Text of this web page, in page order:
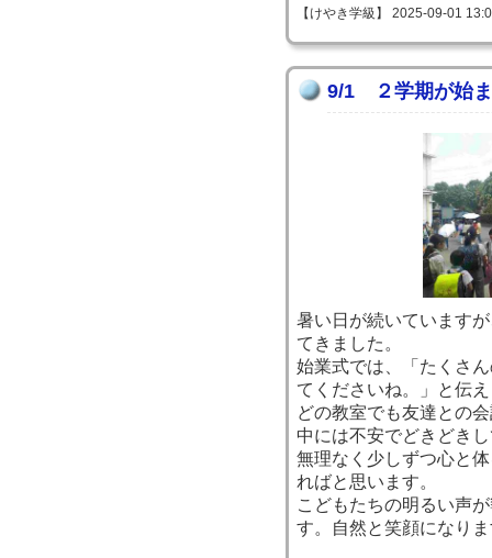
【けやき学級】 2025-09-01
9/1 ２学期が始
暑い日が続いています
てきました。
始業式では、「たくさ
てくださいね。」と伝
どの教室でも友達との
中には不安でどきどき
無理なく少しずつ心と
ればと思います。
こどもたちの明るい声
す。自然と笑顔になり